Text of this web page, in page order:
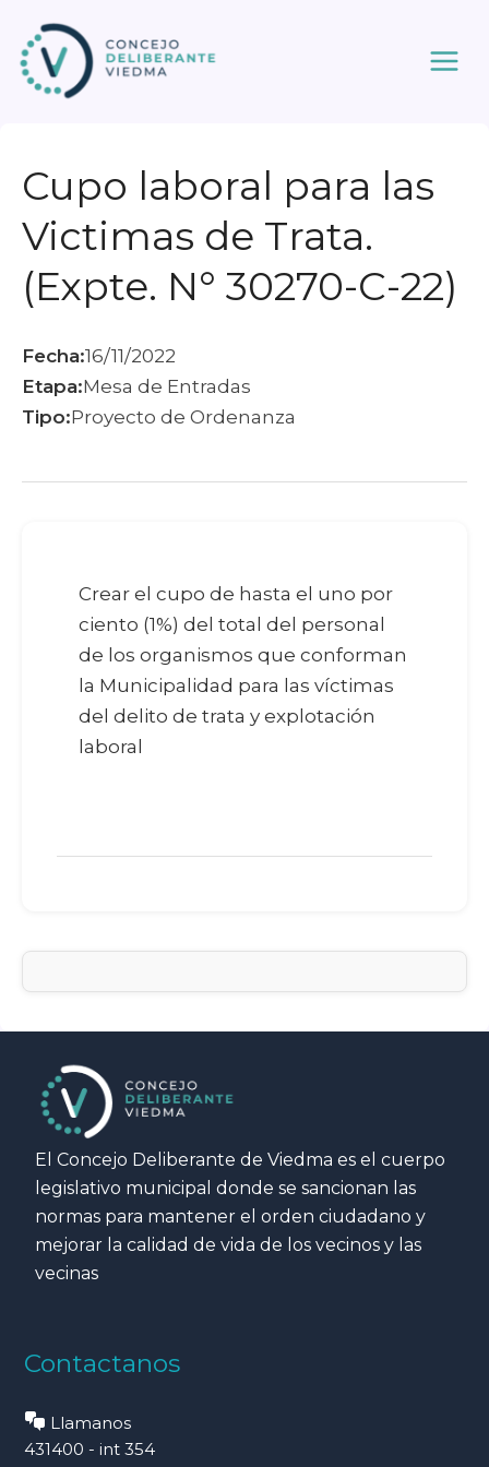
contenido
Cupo laboral para las
Victimas de Trata.
(Expte. N° 30270-C-22)
Fecha:16/11/2022
Etapa:Mesa de Entradas
Tipo:Proyecto de Ordenanza
Crear el cupo de hasta el uno por
ciento (1%) del total del personal
de los organismos que conforman
la Municipalidad para las víctimas
del delito de trata y explotación
laboral
El Concejo Deliberante de Viedma es el cuerpo
legislativo municipal donde se sancionan las
normas para mantener el orden ciudadano y
mejorar la calidad de vida de los vecinos y las
vecinas
Contactanos
Llamanos
431400 - int 354